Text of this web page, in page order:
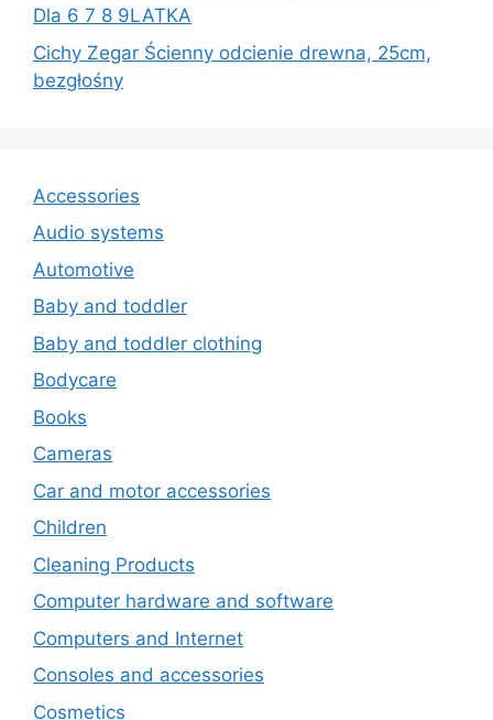
Dla 6 7 8 9LATKA
Cichy Zegar Ścienny odcienie drewna, 25cm,
bezgłośny
Accessories
Audio systems
Automotive
Baby and toddler
Baby and toddler clothing
Bodycare
Books
Cameras
Car and motor accessories
Children
Cleaning Products
Computer hardware and software
Computers and Internet
Consoles and accessories
Cosmetics